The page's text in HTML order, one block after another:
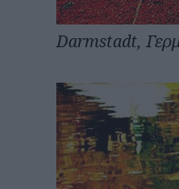
Darmstadt,